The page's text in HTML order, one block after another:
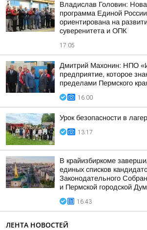
Владислав Головин:
программа Единой
ориентирована на
суверенитета и ОПК
17:05
Дмитрий Махонин: НПО
предприятие, которое
пределами Пермского
16:00
Урок безопасности в
13:17
В крайизбиркоме
единых списков
Законодательного
и Пермской городской
16:43
ЛЕНТА НОВОСТЕЙ